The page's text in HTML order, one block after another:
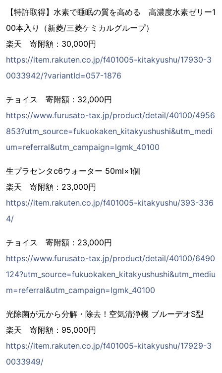
【特許取得】水素で睡眠の質を高める 高濃度水素ゼリー1
00本入り（新菱/三菱ケミカルグループ）
楽天 寄附額：30,000円
https://item.rakuten.co.jp/f401005-kitakyushu/17930-3
0033942/?variantId=057-1876
チョイス 寄附額：32,000円
https://www.furusato-tax.jp/product/detail/40100/4956
853?utm_source=fukuokaken_kitakyushushi&utm_medi
um=referral&utm_campaign=lgmk_40100
生プラセンタc6ウォーター 50ml×1個
楽天 寄附額：23,000円
https://item.rakuten.co.jp/f401005-kitakyushu/393-336
4/
チョイス 寄附額：23,000円
https://www.furusato-tax.jp/product/detail/40100/6490
124?utm_source=fukuokaken_kitakyushushi&utm_mediu
m=referral&utm_campaign=lgmk_40100
光除菌が元から分解・除去！空気清浄機 ブルーデオS型
楽天 寄附額：95,000円
https://item.rakuten.co.jp/f401005-kitakyushu/17929-3
0033949/